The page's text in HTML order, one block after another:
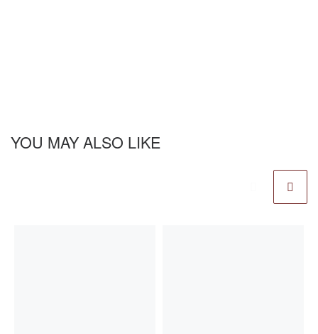
YOU MAY ALSO LIKE